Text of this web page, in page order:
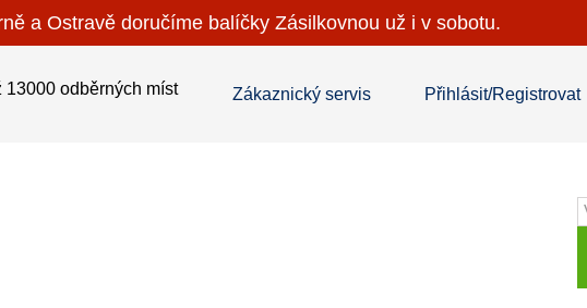
a Ostravě doručíme balíčky Zásilkovnou už i v sobotu.
13000 odběrných míst Zákaznický servis Přihlásit/Registrovat